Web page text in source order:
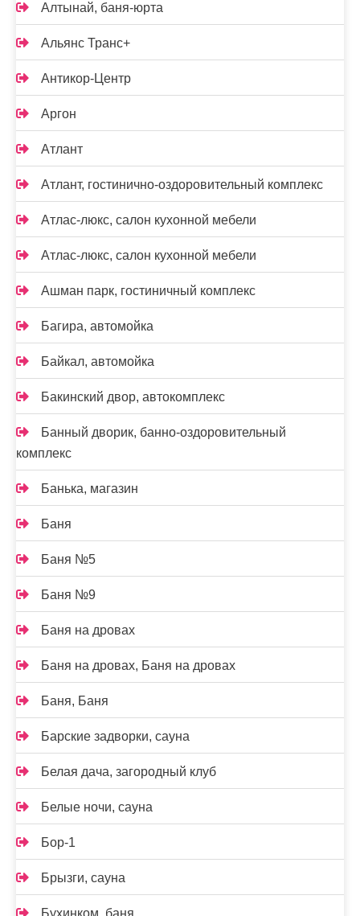
Алтынай, баня-юрта
Альянс Транс+
Антикор-Центр
Аргон
Атлант
Атлант, гостинично-оздоровительный комплекс
Атлас-люкс, салон кухонной мебели
Атлас-люкс, салон кухонной мебели
Ашман парк, гостиничный комплекс
Багира, автомойка
Байкал, автомойка
Бакинский двор, автокомплекс
Банный дворик, банно-оздоровительный
комплекс
Банька, магазин
Баня
Баня №5
Баня №9
Баня на дровах
Баня на дровах, Баня на дровах
Баня, Баня
Барские задворки, сауна
Белая дача, загородный клуб
Белые ночи, сауна
Бор-1
Брызги, сауна
Бухинком, баня